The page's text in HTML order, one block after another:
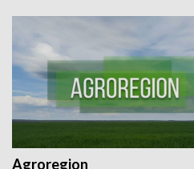
Agroregion